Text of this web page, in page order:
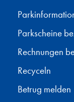
Parkscheine
Rechnungen
Recyceln
Betrug melden